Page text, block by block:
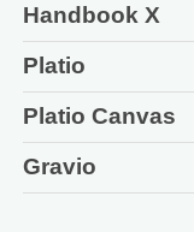
Handbook X
Platio
Platio Canvas
Gravio